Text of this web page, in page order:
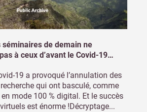
séminaires de demain ne
à ceux d’avant le Covid-19…
19 a provoqué l’annulation des
qui ont basculé, comme
en mode 100 % digital. Et le succès
est énorme !Décryptage...